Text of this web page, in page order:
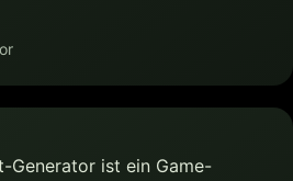
Generator ist ein Game-